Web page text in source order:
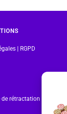
| RGPD
de rétractation